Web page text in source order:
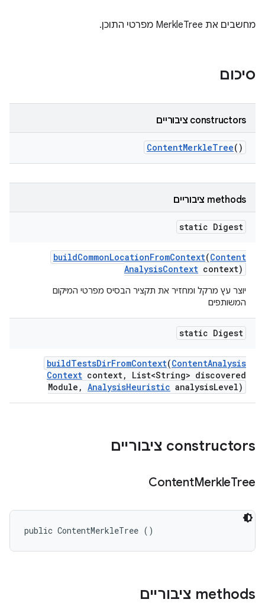
מחשבים את MerkleTree מפרטי התוכן.
סיכום
‫constructors ציבוריים
ContentMerkleTree()
‫methods ציבוריים
static Digest
buildCommonLocationFromContext(Content
AnalysisContext context)
יוצר עץ מרקל ומחזיר את תקציר הבסיס מפרטי המיקום
המשותפים
static Digest
buildTestsDirFromContext(ContentAnalysis
Context context,
List<String> discovered
Module , AnalysisHeuristic analysisLevel)
‫constructors ציבוריים
ContentMerkleTree
public ContentMerkleTree ()
‫methods ציבוריים